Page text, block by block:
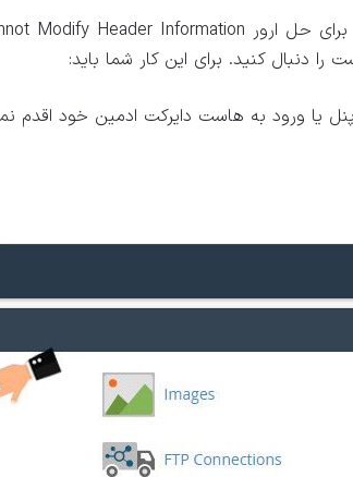
دنبال کنید. برای این کار شما باید:
یا ورود به هاست دایرکت ادمین خود